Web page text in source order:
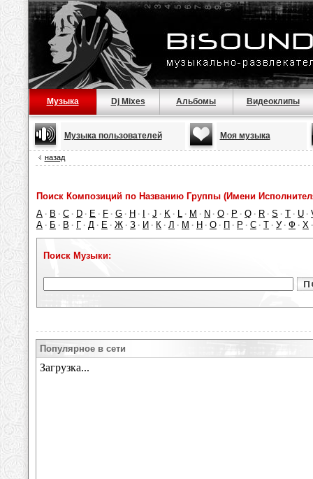
Музыка Dj Mixes Альбомы Видеоклипы
Музыка пользователей Моя музыка
назад
Поиск Композиций по Названию Группы (Имени
A · B · C · D · E · F · G · H · · J · K · L · M · N · O · P · Q · R · S · T · U ·
А · Б · В · Г · Д · Е · Ж · З · И · К · Л · М · Н · О · П · Р · С · Т · У · Ф · Х
Поиск Музыки:
Популярное в сети